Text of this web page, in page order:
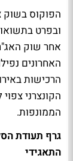
הפוקוס בשוק
ובפרט
האחרונים
הרכישות
הקונצרני
הממונפות.
התאגידי